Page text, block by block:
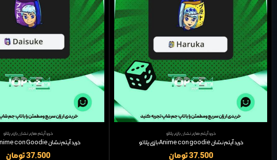
خرید آیتم های نشان بازی پلاتو
خرید آیتم نشان Anime con Goodie بازی پلاتو
37,500 تومان
خرید آیتم های نشان بازی پلاتو
خرید آیتم نشان Anime con goodie بازی پلاتو
37,500 تومان